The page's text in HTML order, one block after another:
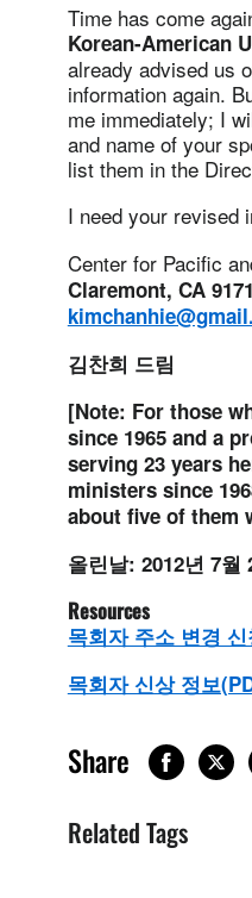
Time has come
Korean-American
already advised us
information again.
me immediately; I
and name of your
list them in the
I need your revised
Center for Pacific
Claremont, CA
김찬희 드림
[Note: For those
since 1965 and a
serving 23 years
ministers since
about five of them
올린날: 2012년 7월
Resources
목회자 주소 변경
목회자 신상 정보
Share
Related Tags